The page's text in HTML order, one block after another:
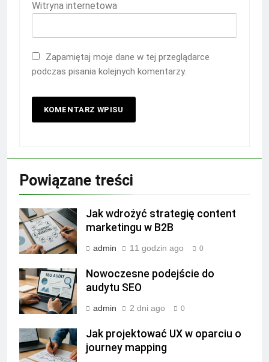
Witryna internetowa
Zapamiętaj moje dane w tej przeglądarce
podczas pisania kolejnych komentarzy.
Powiązane treści
Jak wdrożyć strategię content
marketingu w B2B
admin 11 godzin ago 0
Nowoczesne podejście do
audytu SEO
admin 2 dni ago 0
Jak projektować UX w oparciu o
journey mapping